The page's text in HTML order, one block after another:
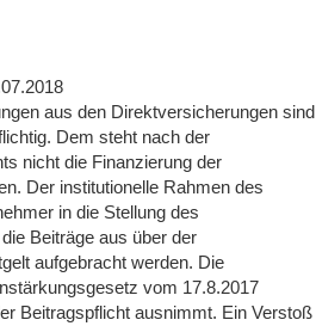
aus den Direktversicherungen sind
Dem steht nach der
nicht die Finanzierung der
Der institutionelle Rahmen des
in die Stellung des
Beiträge aus über der
aufgebracht werden. Die
vom 17.8.2017
Beitragspflicht ausnimmt. Ein Verstoß